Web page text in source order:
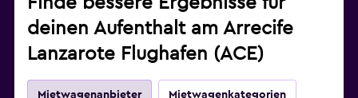
deinen Aufenthalt am Arrecife
Lanzarote Flughafen (ACE)
Mietwagenanbieter Mietwagenkategorien